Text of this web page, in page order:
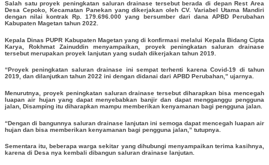
Salah satu proyek peningkatan saluran drainase tersebut berada di depan Rest Area
Desa Cepoko, Kecamatan Panekan yang dikerjakan oleh CV. Variabel Utama Mandiri
dengan nilai kontrak Rp. 179.696.000 yang bersumber dari dana APBD Perubahan
Kabupaten Magetan tahun 2022.
Kepala Dinas PUPR Kabupaten Magetan yang di konfirmasi melalui Kepala Bidang Cipta
Karya, Rokhmat Zainuddin menyampaikan, proyek peningkatan saluran drainase
tersebut merupakan proyek lanjutan yang sudah dikerjakan tahun 2019.
“Proyek peningkatan saluran drainase ini sempat terhenti karena Covid-19 di tahun
2019, dan dilanjutkan tahun 2022 ini dengan didanai dari APBD Perubahan,” ujarnya.
Menurutnya, proyek peningkatan saluran drainase tersebut diharapkan bisa mencegah
luapan air hujan yang dapat menyebabkan banjir dan dapat mengganggu pengguna
jalan, Disamping itu diharapkan mampu memberikan kenyamanan bagi pengguna jalan.
“Dengan di bangunnya saluran drainase lanjutan ini semoga dapat mencegah luapan air
hujan dan bisa memberikan kenyamanan bagi pengguna jalan,” tutupnya.
Sementara itu, beberapa warga sekitar yang dihubungi menyampaikan terima kasihnya,
karena di Desa nya kembali dibangun saluran drainase lanjutan.